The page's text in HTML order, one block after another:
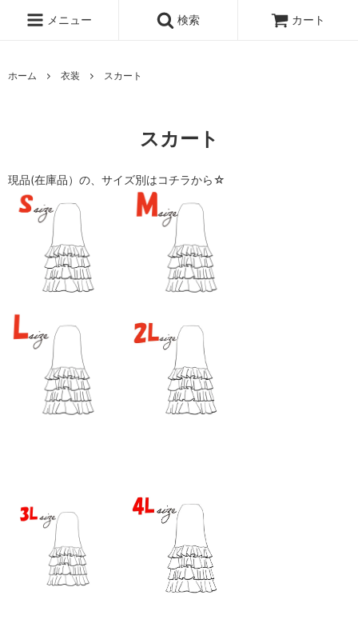
メニュー 検索 カート
ホーム 衣装 スカート
スカート
現品(在庫品）の、サイズ別はコチラから☆